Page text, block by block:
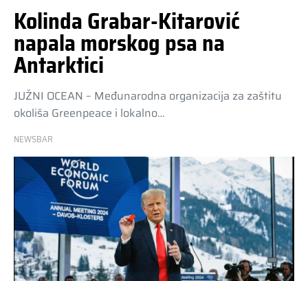
Kolinda Grabar-Kitarović
napala morskog psa na
Antarktici
JUŽNI OCEAN – Međunarodna organizacija za zaštitu
okoliša Greenpeace i lokalno…
NEWSBAR